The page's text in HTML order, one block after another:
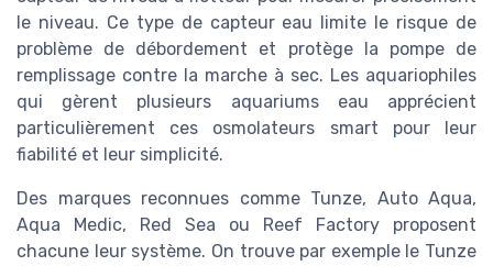
le niveau. Ce type de capteur eau limite le risque de
problème de débordement et protège la pompe de
remplissage contre la marche à sec. Les aquariophiles
qui gèrent plusieurs aquariums eau apprécient
particulièrement ces osmolateurs smart pour leur
fiabilité et leur simplicité.
Des marques reconnues comme Tunze, Auto Aqua,
Aqua Medic, Red Sea ou Reef Factory proposent
chacune leur système. On trouve par exemple le Tunze